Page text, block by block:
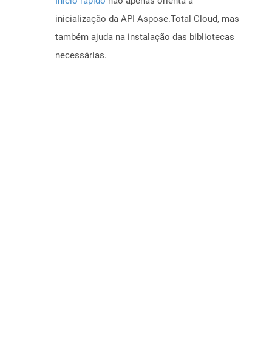
inicialização da API Aspose.Total Cloud, mas
também ajuda na instalação das bibliotecas
necessárias.